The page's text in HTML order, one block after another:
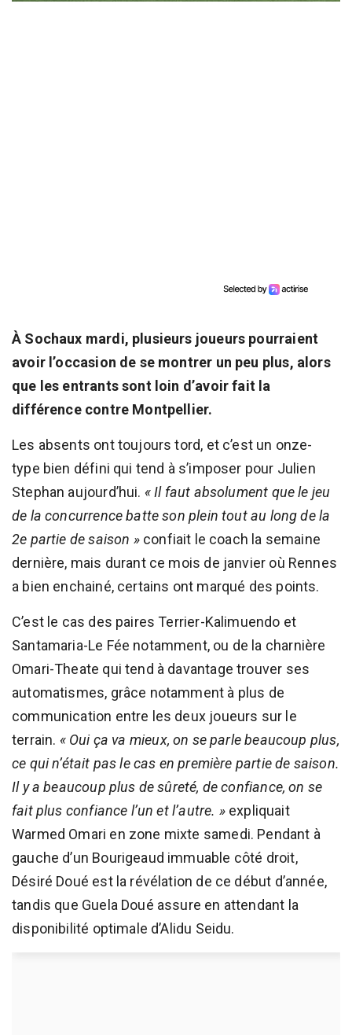
À Sochaux mardi, plusieurs joueurs pourraient
avoir l’occasion de se montrer un peu plus, alors
que les entrants sont loin d’avoir fait la
différence contre Montpellier.
Les absents ont toujours tord, et c’est un onze-
type bien défini qui tend à s’imposer pour Julien
Stephan aujourd’hui. « Il faut absolument que le jeu
de la concurrence batte son plein tout au long de la
2e partie de saison »confiait le coach la semaine
dernière, mais durant ce mois de janvier où Rennes
a bien enchainé, certains ont marqué des points.
C’est le cas des paires Terrier-Kalimuendo et
Santamaria-Le Fée notamment, ou de la charnière
Omari-Theate qui tend à davantage trouver ses
automatismes, grâce notamment à plus de
communication entre les deux joueurs sur le
terrain. « Oui ça va mieux, on se parle beaucoup plus,
ce qui n’était pas le cas en première partie de saison.
Il y a beaucoup plus de sûreté, de confiance, on se
fait plus confiance l’un et l’autre. » expliquait
Warmed Omari en zone mixte samedi. Pendant à
gauche d’un Bourigeaud immuable côté droit,
Désiré Doué est la révélation de ce début d’année,
tandis que Guela Doué assure en attendant la
disponibilité optimale d’Alidu Seidu.